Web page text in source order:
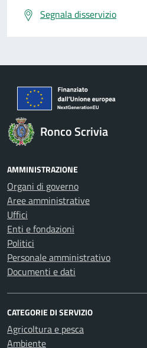
Segnala disservizio
Ronco Scrivia
AMMINISTRAZIONE
Organi di governo
Aree amministrative
Uffici
Enti e fondazioni
Politici
Personale amministrativo
Documenti e dati
CATEGORIE DI SERVIZIO
Agricoltura e pesca
Ambiente